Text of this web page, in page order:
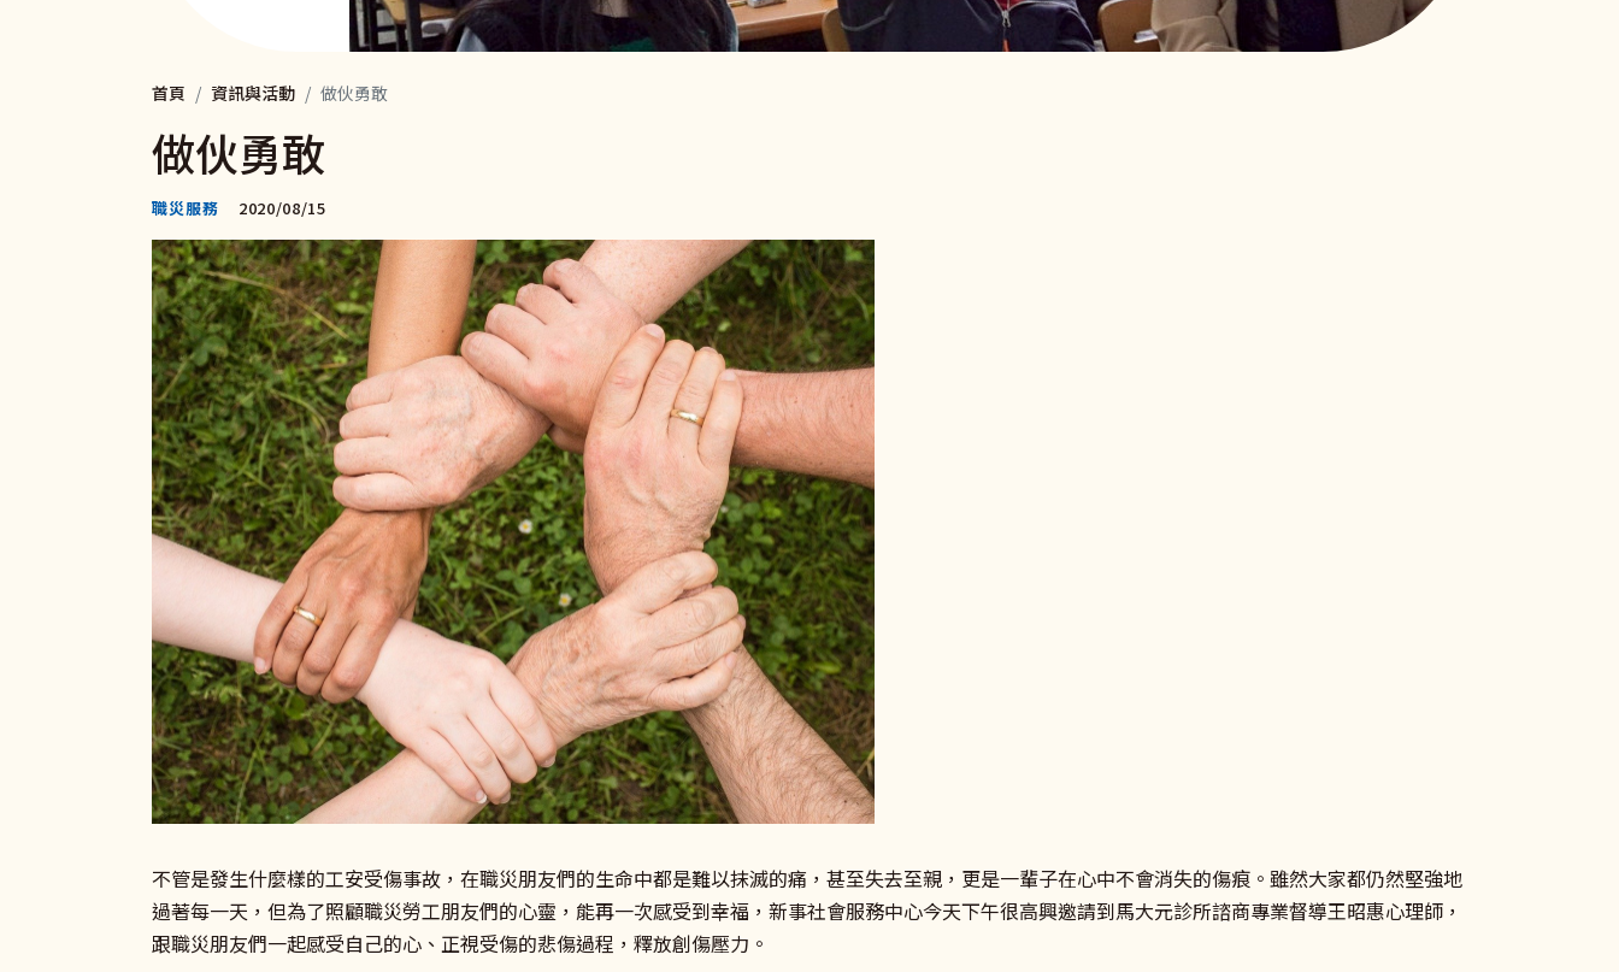
首頁 資訊與活動 做伙勇敢
做伙勇敢
職災服務 2020/08/15
不管是發生什麼樣的工安受傷事故，在職災朋友們的生命中都是難以抹滅的痛，甚至失去至親，更是一輩子在心中不會消失的傷痕。雖然大家都仍然堅強地
過著每一天，但為了照顧職災勞工朋友們的心靈，能再一次感受到幸福，新事社會服務中心今天下午很高興邀請到馬大元診所諮商專業督導王昭惠心理師，
跟職災朋友們一起感受自己的心、正視受傷的悲傷過程，釋放創傷壓力。